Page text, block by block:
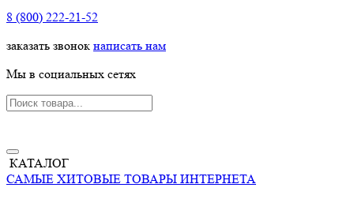
8 (800) 222-21-52
заказать звонок написать нам
Мы в социальных сетях
КАТАЛОГ
САМЫЕ ХИТОВЫЕ ТОВАРЫ ИНТЕРНЕТА